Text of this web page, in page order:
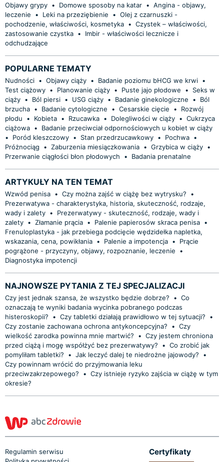
Objawy grypy • Domowe sposoby na katar • Angina - objawy,
leczenie
• Leki na przeziębienie • Olej z czarnuszki -
pochodzenie, właściwości, kosmetyka • Czystek – właściwości,
zastosowanie czystka •
Imbir - właściwości lecznicze i
odchudzające
POPULARNE TEMATY
Nudności • Objawy ciąży • Badanie poziomu bHCG we krwi •
Test ciążowy • Planowanie ciąży • Puste jajo płodowe •
Seks w
ciąży • Ból piersi • USG ciąży • Badanie ginekologiczne •
Ból
brzucha • Badanie cytologiczne • Cesarskie cięcie •
Rozwój
płodu
• Kobieta • Rzucawka • Dolegliwości w ciąży • Cukrzyca
ciążowa •
Badanie przeciwciał odpornościowych u kobiet w ciąży
•
Poród kleszczowy • Stan przedrzucawkowy • Pochwa •
Próżnociąg
• Zaburzenia miesiączkowania • Grzybica w ciąży •
Przerwanie ciągłości błon płodowych
• Badania prenatalne
ARTYKUŁY NA TEN TEMAT
Wzwód penisa • Czy można zajść w ciążę bez wytrysku?
•
Prezerwatywa - charakterystyka, historia, skuteczność, rodzaje,
wady i zalety •
Prezerwatywy - skuteczność, rodzaje, wady i
zalety • Złamanie prącia • Palenie papierosów skraca penisa •
Frenuloplastyka - jak przebiega podcięcie wędzidełka napletka,
wskazania, cena, powikłania • Palenie a impotencja •
Prącie
pogrążone - przyczyny, objawy, rozpoznanie, leczenie
•
Diagnostyka impotencji
NAJNOWSZE PYTANIA Z TEJ SPECJALIZACJI
Czy jest jednak szansa, że wszystko będzie dobrze? • Co
oznaczają te wyniki badania wycinka pobranego podczas
histeroskopii?
• Czy tabletki działają prawidłowo w tej sytuacji?
•
Czy zostanie zachowana ochrona antykoncepcyjna?
• Czy
wielkość zarodka powinna mnie martwić?
• Czy jestem chroniona
przed ciążą i mogę współżyć bez prezerwatywy?
• Co zrobić jak
pomyliłam tabletki?
• Jak leczyć dalej te niedrożne jajowody?
•
Czy powinnam wrócić do przyjmowania leku
przeciwzakrzepowego?
• Czy istnieje ryzyko zajścia w ciążę w tym
okresie?
Regulamin serwisu
Certyfikaty